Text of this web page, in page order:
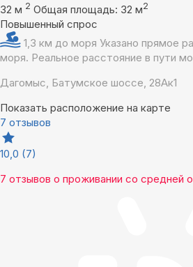
32 м 2 Общая площадь: 32 м2
Повышенный спрос
1,3 км до моря Указано прямое
моря. Реальное расстояние в пути
Дагомыс, Батумское шоссе, 28Ак1
Показать расположение на карте
7 отзывов
10,0 (7)
7 отзывов о проживании со средней